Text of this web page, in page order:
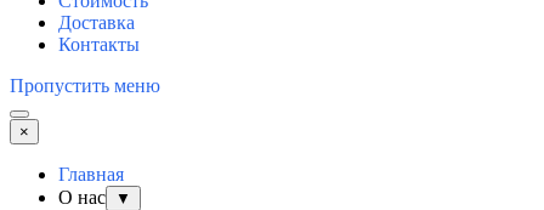
Доставка
Контакты
Пропустить меню
×
Главная
О нас
▼